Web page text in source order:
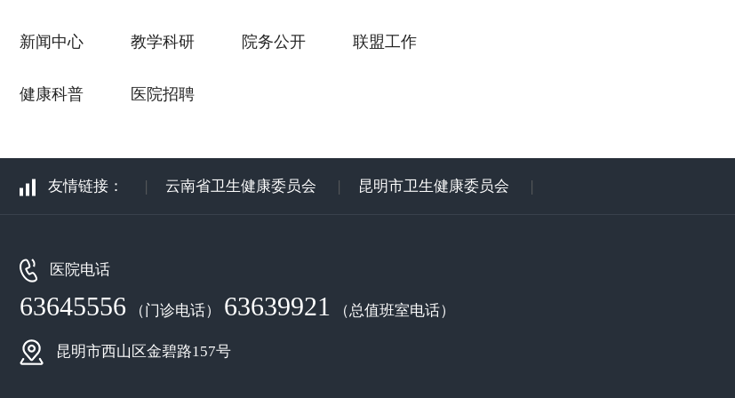
新闻中心 教学科研 院务公开 联盟工作
健康科普 医院招聘
友情链接： | 云南省卫生健康委员会 | 昆明市卫生健康委员会 |
医院电话
63645556 （门诊电话） 63639921 （总值班室电话）
昆明市西山区金碧路157号